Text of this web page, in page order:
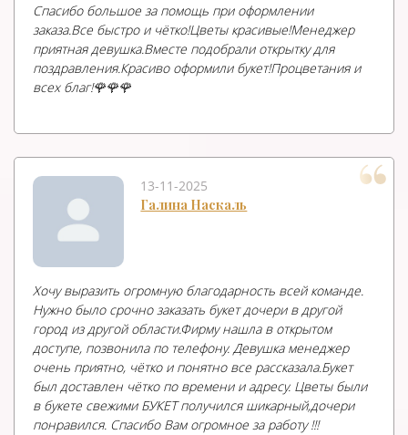
Спасибо большое за помощь при оформлении
заказа.Все быстро и чётко!Цветы красивые!Менеджер
приятная девушка.Вместе подобрали открытку для
поздравления.Красиво оформили букет!Процветания и
всех благ!🌹🌹🌹
13-11-2025
Галина Наскаль
Хочу выразить огромную благодарность всей команде.
Нужно было срочно заказать букет дочери в другой
город из другой области.Фирму нашла в открытом
доступе, позвонила по телефону. Девушка менеджер
очень приятно, чётко и понятно все рассказала.Букет
был доставлен чётко по времени и адресу. Цветы были
в букете свежими БУКЕТ получился шикарный,дочери
понравился. Спасибо Вам огромное за работу !!!